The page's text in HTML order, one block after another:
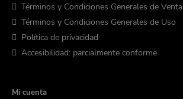
Términos y Condiciones Generales de Venta
Términos y Condiciones Generales de Uso
Política de privacidad
Accesibilidad: parcialmente conforme
Mi cuenta